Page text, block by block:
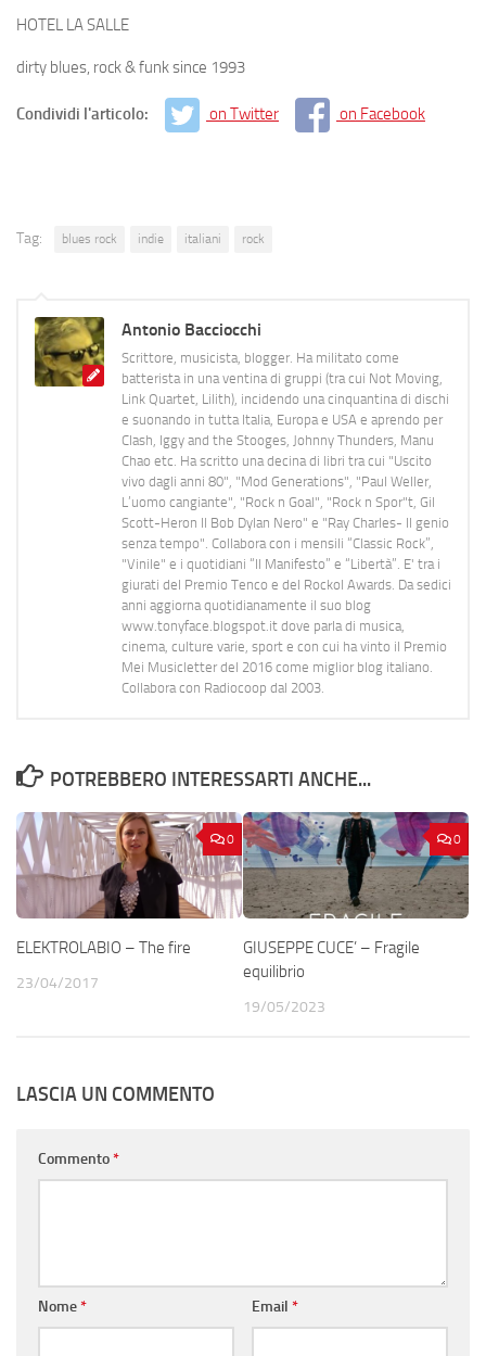
HOTEL LA SALLE
dirty blues, rock & funk since 1993
Condividi l'articolo: on Twitter on Facebook
Tag: blues rock indie italiani rock
Antonio Bacciocchi
Scrittore, musicista, blogger. Ha militato come
batterista in una ventina di gruppi (tra cui Not Moving,
Link Quartet, Lilith), incidendo una cinquantina di dischi
e suonando in tutta Italia, Europa e USA e aprendo per
Clash, Iggy and the Stooges, Johnny Thunders, Manu
Chao etc. Ha scritto una decina di libri tra cui "Uscito
vivo dagli anni 80", "Mod Generations", "Paul Weller,
L’uomo cangiante", "Rock n Goal", "Rock n Spor"t, Gil
Scott-Heron Il Bob Dylan Nero" e "Ray Charles- Il genio
senza tempo". Collabora con i mensili “Classic Rock”,
"Vinile" e i quotidiani “Il Manifesto” e “Libertà”. E' tra i
giurati del Premio Tenco e del Rockol Awards. Da sedici
anni aggiorna quotidianamente il suo blog
www.tonyface.blogspot.it dove parla di musica,
cinema, culture varie, sport e con cui ha vinto il Premio
Mei Musicletter del 2016 come miglior blog italiano.
Collabora con Radiocoop dal 2003.
POTREBBERO INTERESSARTI ANCHE...
0
ELEKTROLABIO – The fire
23/04/2017
0
GIUSEPPE CUCE’ – Fragile
equilibrio
19/05/2023
LASCIA UN COMMENTO
Commento*
Nome* Email *